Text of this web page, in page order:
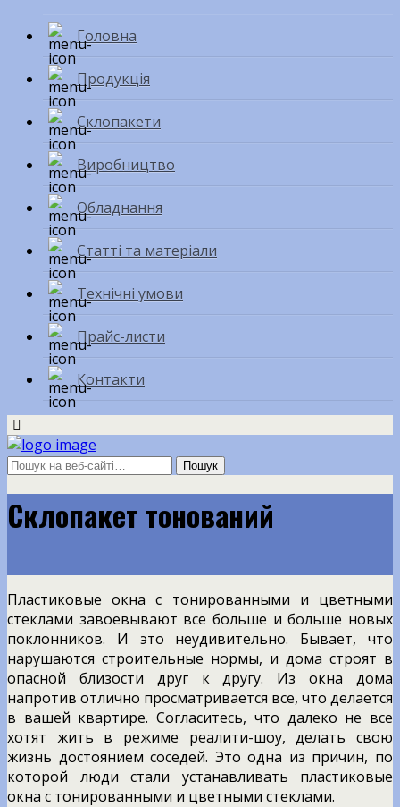
Головна
Продукція
Склопакети
Виробництво
Обладнання
Статті та матеріали
Технічні умови
Прайс-листи
Контакти
Склопакет тонований
Пластиковые окна с тонированными и цветными
стеклами завоевывают все больше и больше новых
поклонников. И это неудивительно. Бывает, что
нарушаются строительные нормы, и дома строят в
опасной близости друг к другу. Из окна дома
напротив отлично просматривается все, что делается
в вашей квартире. Согласитесь, что далеко не все
хотят жить в режиме реалити-шоу, делать свою
жизнь достоянием соседей. Это одна из причин, по
которой люди стали устанавливать пластиковые
окна с тонированными и цветными стеклами.